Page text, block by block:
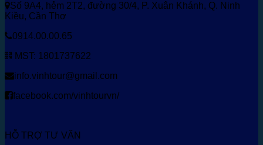
Số 9A4, hẻm 2T2, đường 30/4, P. Xuân Khánh, Q. Ninh
Kiều, Cần Thơ
0914.00.00.65
MST: 1801737622
info.vinhtour@gmail.com
facebook.com/vinhtourvn/
HỖ TRỢ TƯ VẤN